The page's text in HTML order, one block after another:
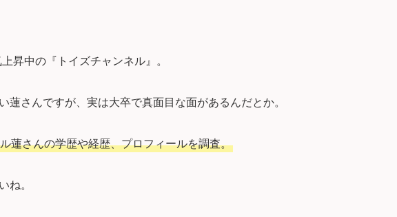
昇中の『トイズチャンネル』。
蓮さんですが、実は大卒で真面目な面があるんだとか。
蓮さんの学歴や経歴、プロフィールを調査。
ね。